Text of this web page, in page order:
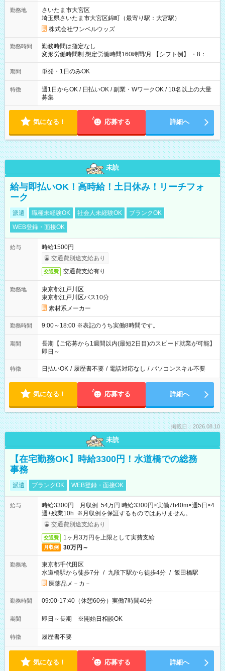
勤務地
さいたま市大宮区
埼玉県さいたま市大宮区錦町（最寄り駅：大宮駅）
株式会社ワンベルウッズ
勤務時間
勤務時間は指定なし
変形労働時間制 想定労働時間160時間/月 【シフト例】 ・8：00
～21：00
期間 単発・1日のみOK
特徴
週1日からOK / 日払いOK / 副業・WワークOK / 10名以上の大量
募集
気になる！ 応募する 詳細へ
未読
給与即払いOK！高時給！土日休み！リーチフォ
ーク
派遣 職種未経験OK 社会人未経験OK
ブランクOK
WEB登録・面接OK
給与
時給1500円
交通費別途支給あり
交通費 交通費支給有り
勤務地
東京都江戸川区
東京都江戸川区バス10分
素材系メーカー
勤務時間 9:00～18:00 ※表記のうち実働8時間です。
期間
長期【ご応募から1週間以内(最短2日目)のスピード就業が可能】
即日～
特徴 日払いOK / 履歴書不要 / 電話対応なし / パソコンスキル不要
気になる！ 応募する 詳細へ
掲載日：2026.08.10
未読
【在宅勤務OK】時給3300円！水道橋での総務
事務
派遣 ブランクOK WEB登録・面接OK
給与
時給3300円 月収例 54万円 時給3300円×実働7h40m×週5日×4
週+残業10h ※月収例を保証するものではありません。
交通費別途支給あり
交通費 1ヶ月3万円を上限として実費支給
月収例 30万円～
勤務地
東京都千代田区
水道橋駅から徒歩7分 / 九段下駅から徒歩4分 / 飯田橋駅
医薬品メ－カ－
勤務時間 09:00-17:40（休憩60分）実働7時間40分
期間 即日～長期 ※開始日相談OK
特徴 履歴書不要
気になる！ 応募する 詳細へ